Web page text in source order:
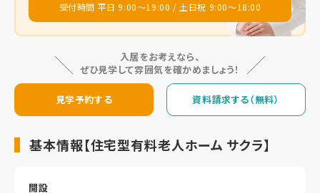
受付時間 平日 9:00～19:00 / 土日祝 9:00～18:00
入居をお考えなら、
ぜひ見学して雰囲気を確かめましょう！
見学予約する 資料請求する（無料）
基本情報【住宅型有料老人ホーム サクラ】
開設